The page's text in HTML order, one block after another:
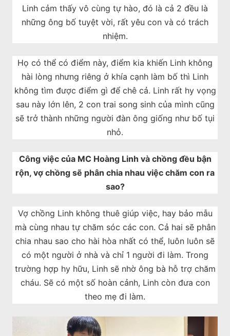
Linh cảm thấy vô cùng tự hào, đó là cả 2 đều là
những ông bố tuyệt vời, rất yêu con và có trách
nhiệm.
Họ có thể có điểm này, điểm kia khiến Linh không
hài lòng nhưng riêng ở khía cạnh làm bố thì Linh
không tìm được điểm gì để chê cả. Linh rất hy vọng
sau này lớn lên, 2 con trai song sinh của mình cũng
sẽ trở thành những người đàn ông giống như bố tụi
nhỏ.
Công việc của MC Hoàng Linh và chồng đều bận
rộn, vợ chồng sẽ phân chia nhau việc chăm con ra
sao?
Vợ chồng Linh không thuê giúp việc, hay bảo mẫu
mà cùng nhau tự chăm sóc các con. Cả hai sẽ phân
chia nhau sao cho hài hòa nhất có thể, luôn luôn sẽ
có một người ở nhà và chỉ 1 người đi làm. Trong
trường hợp hy hữu, Linh sẽ nhờ ông bà hỗ trợ chăm
cháu. Sẽ có một số hoàn cảnh, Linh còn đưa con
theo mẹ đi làm.